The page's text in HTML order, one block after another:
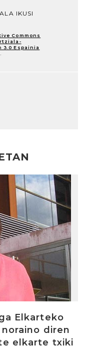
IKUSI
Commons
3.0 Espainia
Elkarteko
diren
elkarte txiki